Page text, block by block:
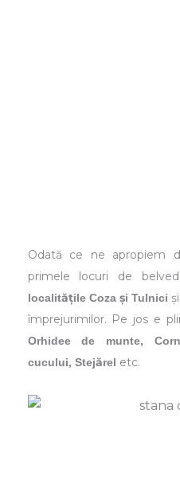
Odată ce ne apropiem
primele locuri de
localitățile Coza și Tulnici
împrejurimilor. Pe jos e
Orhidee de munte,
cucului, Stejărel etc.